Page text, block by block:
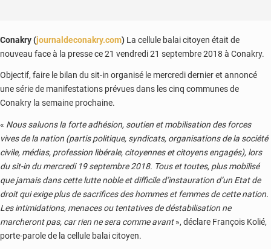
Conakry (journaldeconakry.com) La cellule balai citoyen était de
nouveau face à la presse ce 21 vendredi 21 septembre 2018 à Conakry.
Objectif, faire le bilan du sit-in organisé le mercredi dernier et annoncé
une série de manifestations prévues dans les cinq communes de
Conakry la semaine prochaine.
« Nous saluons la forte adhésion, soutien et mobilisation des forces
vives de la nation (partis politique, syndicats, organisations de la société
civile, médias, profession libérale, citoyennes et citoyens engagés), lors
du sit-in du mercredi 19 septembre 2018. Tous et toutes, plus mobilisé
que jamais dans cette lutte noble et difficile d’instauration d’un Etat de
droit qui exige plus de sacrifices des hommes et femmes de cette nation.
Les intimidations, menaces ou tentatives de déstabilisation ne
marcheront pas, car rien ne sera comme avant», déclare François Kolié,
porte-parole de la cellule balai citoyen.